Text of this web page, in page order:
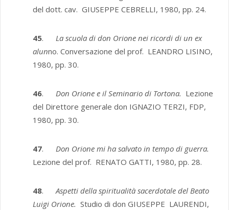
del dott. cav. GIUSEPPE CEBRELLI, 1980, pp. 24.
45. La scuola di don Orione nei ricordi di un ex
alunno. Conversazione del prof. LEANDRO LISINO,
1980, pp. 30.
46. Don Orione e il Seminario di Tortona. Lezione
del Direttore generale don IGNAZIO TERZI, FDP,
1980, pp. 30.
47. Don Orione mi ha salvato in tempo di guerra.
Lezione del prof. RENATO GATTI, 1980, pp. 28.
48. Aspetti della spiritualità sacerdotale del Beato
Luigi Orione. Studio di don GIUSEPPE LAURENDI,